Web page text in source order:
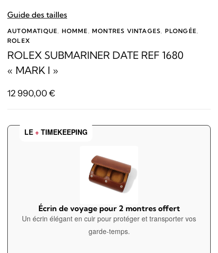
Guide des tailles
AUTOMATIQUE HOMME ,MONTRES VINTAGES PLONGÉE
ROLEX
ROLEX SUBMARINER DATE REF 1680
« MARK I »
12 990,00 €
LE + TIMEKEEPING
Écrin de voyage pour 2 montres offert
Un écrin élégant en cuir pour protéger et transporter vos
garde-temps.